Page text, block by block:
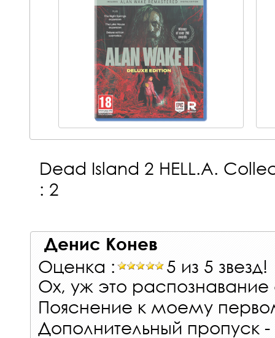
Dead Island 2 HELL.A.
: 2
Денис Конев
Оценка :
5 из 5 звезд!
Ох, уж это распознавание
Пояснение к моему
Дополнительный пропуск